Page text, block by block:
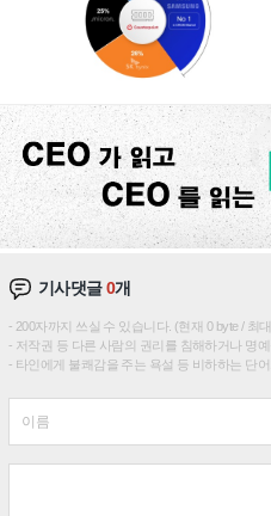
기사댓글0개
200자까지 쓰실 수 있습니다. (현재 0 byte / 최
저작권 등 다른 사람의 권리를 침해하거나 명
타인에게 불쾌감을 주는 욕설 등 비하하는 단